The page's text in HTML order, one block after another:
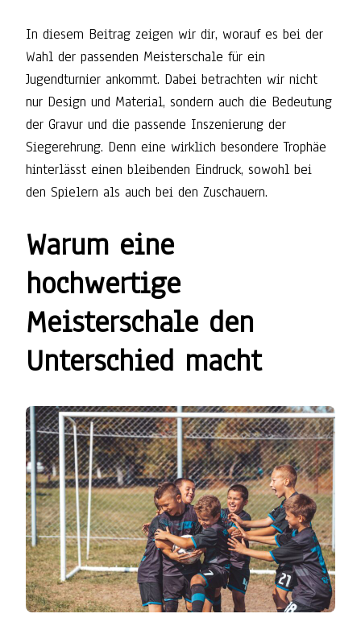
In diesem Beitrag zeigen wir dir, worauf es bei der
Wahl der passenden Meisterschale für ein
Jugendturnier ankommt. Dabei betrachten wir nicht
nur Design und Material, sondern auch die Bedeutung
der Gravur und die passende Inszenierung der
Siegerehrung. Denn eine wirklich besondere Trophäe
hinterlässt einen bleibenden Eindruck, sowohl bei
den Spielern als auch bei den Zuschauern.
Warum eine
hochwertige
Meisterschale den
Unterschied macht